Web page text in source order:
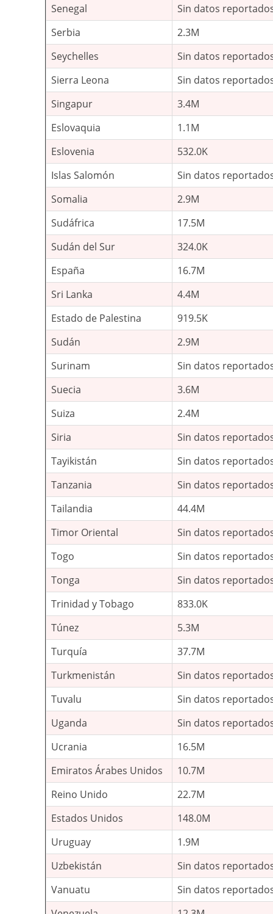
Senegal
Sin datos
Serbia
2.3M
Seychelles
Sin datos
Sierra Leona
Sin datos
Singapur
3.4M
Eslovaquia
1.1M
Eslovenia
532.0K
Islas Salomón
Sin datos
Somalia
2.9M
Sudáfrica
17.5M
Sudán del Sur
324.0K
España
16.7M
Sri Lanka
4.4M
Estado de Palestina
919.5K
Sudán
2.9M
Surinam
Sin datos
Suecia
3.6M
Suiza
2.4M
Siria
Sin datos
Tayikistán
Sin datos
Tanzania
Sin datos
Tailandia
44.4M
Timor Oriental
Sin datos
Togo
Sin datos
Tonga
Sin datos
Trinidad y Tobago
833.0K
Túnez
5.3M
Turquía
37.7M
Turkmenistán
Sin datos
Tuvalu
Sin datos
Uganda
Sin datos
Ucrania
16.5M
Emiratos Árabes Unidos
10.7M
Reino Unido
22.7M
Estados Unidos
148.0M
Uruguay
1.9M
Uzbekistán
Sin datos
Vanuatu
Sin datos